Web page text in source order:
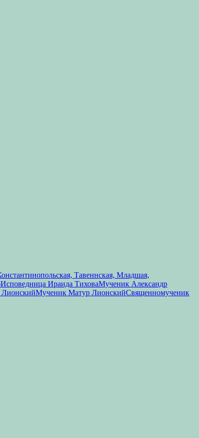
Тавеннская, Младшая,
Исповедница Ираида ТиховаМученик Александр
Мученик Матур ЛионскийСвященномученик